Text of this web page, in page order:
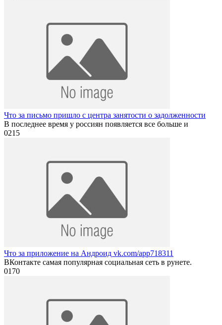
Что за письмо пришло с центра занятости о задолженности
В последнее время у россиян появляется все больше и
0215
Что за приложение на Андроид vk.com/app718311
ВКонтакте самая популярная социальная сеть в рунете.
0170